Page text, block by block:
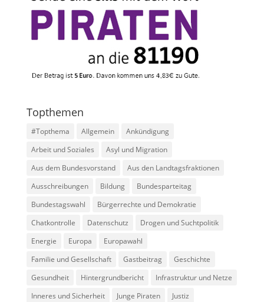
Topthemen
#Topthema Allgemein
Ankündigung
Arbeit und Soziales
Asyl und Migration
Aus dem Bundesvorstand
Aus den Landtagsfraktionen
Ausschreibungen
Bildung
Bundesparteitag
Bundestagswahl
Bürgerrechte und Demokratie
Chatkontrolle
Datenschutz
Drogen und Suchtpolitik
Energie
Europa
Europawahl
Familie und Gesellschaft
Gastbeitrag
Geschichte
Gesundheit
Hintergrundbericht
Infrastruktur und Netze
Inneres und Sicherheit
Junge Piraten
Justiz